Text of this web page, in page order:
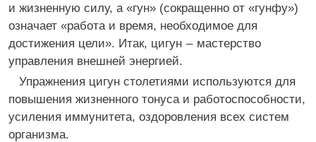
и жизненную силу, а «гун» (сокращенно от «гунфу»)
означает «работа и время, необходимое для
достижения цели». Итак, цигун – мастерство
управления внешней энергией.
Упражнения цигун столетиями используются для
повышения жизненного тонуса и работоспособности,
усиления иммунитета, оздоровления всех систем
организма.